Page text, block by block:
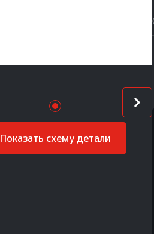
Показать схему детали